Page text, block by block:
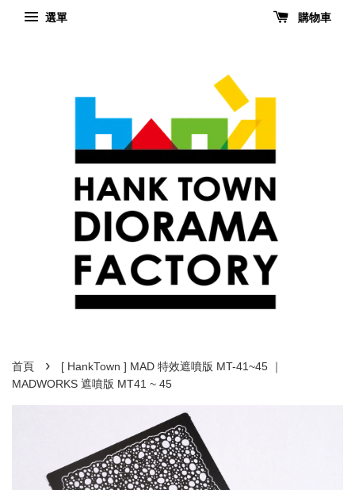
選單 購物車
首頁 ›
[ HankTown ] MAD 特效遮噴版 MT-41~45 ｜
MADWORKS 遮噴版 MT41 ~ 45